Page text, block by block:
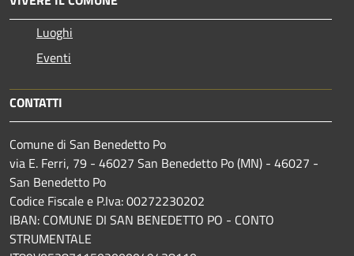
Luoghi
Eventi
CONTATTI
Comune di San Benedetto Po
via E. Ferri, 79 - 46027 San Benedetto Po (MN) - 46027 -
San Benedetto Po
Codice Fiscale e P.Iva: 00272230202
IBAN: COMUNE DI SAN BENEDETTO PO - CONTO
STRUMENTALE